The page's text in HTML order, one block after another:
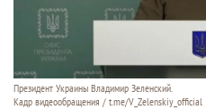
Президент Украины Владимир Зеленский.
Кадр видеообращения / t.me/V_Zelenskiy_official